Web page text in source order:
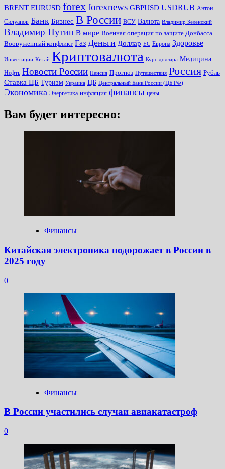
BRENT EURUSD forexforexnews GBPUSD USDRUB Антон
Силуанов Банк Бизнес В России ВСУ Валюта Владимир Зеленский
Владимир Путин В мире Военная операция по защите Донбасса
Вооруженный конфликт Газ Деньги Доллар ЕС Европа Здоровье
Инвестиции Китай Криптовалюта Курс доллара Медицина
Нефть Новости России Пенсия Прогноз Путешествия Россия Рубль
Ставка ЦБ Туризм Украина ЦБ Центральный Банк России (ЦБ РФ)
Экономика Энергетика инфляция финансы цены
Вам будет интересно:
Финансы
Китайская электроника подорожает в России в
2025 году
0
Финансы
В России участились случаи авиакатастроф
0